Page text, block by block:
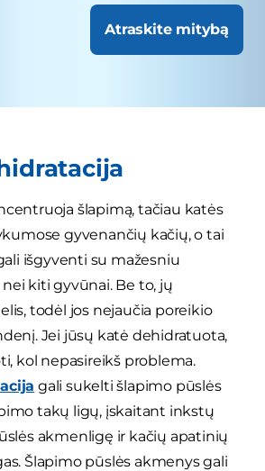
Atraskite mitybą
šlapimą, tačiau katės
gyvenančių kačių, o tai
išgyventi su mažesniu
kiti gyvūnai. Be to, jų
todėl jos nejaučia poreikio
Jei jūsų katė dehidratuota,
kol nepasireikš problema.
gali sukelti šlapimo pūslės
takų ligų, įskaitant inkstų
akmenligę ir kačių apatinių
Šlapimo pūslės akmenys gali